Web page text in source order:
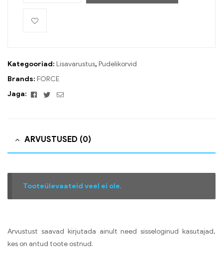
Kategooriad: Lisavarustus, Pudelikorvid
Brands: FORCE
Jaga:
Facebook
TwitterEmail
ARVUSTUSED (0)
Tooteülevaateid veel ei ole.
Arvustust saavad kirjutada ainult need sisseloginud kasutajad,
kes on antud toote ostnud.